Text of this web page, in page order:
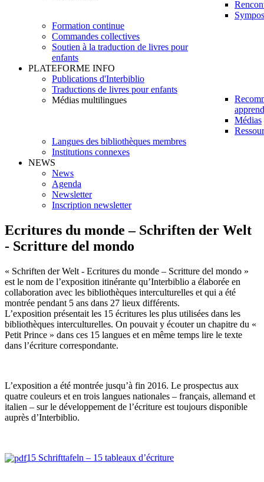
Formation continue
Commandes collectives
Soutien à la traduction de livres pour
enfants
PLATEFORME INFO
Publications d'Interbiblio
Traductions de livres pour enfants
Médias multilingues
Médias
Langues des bibliothèques membres
Institutions connexes
NEWS
News
Agenda
Newsletter
Inscription newsletter
Ecritures du monde – Schriften der Welt
- Scritture del mondo
« Schriften der Welt - Ecritures du monde – Scritture del mondo »
est le nom de l’exposition itinérante qu’Interbiblio a élaborée en
collaboration avec les bibliothèques interculturelles et qui a été
montrée pendant 5 ans dans 27 lieux différents.
L’exposition présentait les 15 écritures les plus utilisées dans les
bibliothèques interculturelles. On pouvait y écouter un chapitre du «
Petit Prince » dans ces 15 langues et en même temps lire le texte
dans l’écriture correspondante.
L’exposition a été montrée jusqu’à fin 2016. Le prospectus aux
quatre couleurs et en trois langues nationales – français, allemand et
italien – sur le développement de l’écriture est toujours disponible
auprès d’Interbiblio.
15 Schrifttafeln – 15 tableaux d’écriture